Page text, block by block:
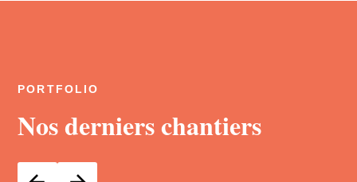
PORTFOLIO
Nos derniers chantiers